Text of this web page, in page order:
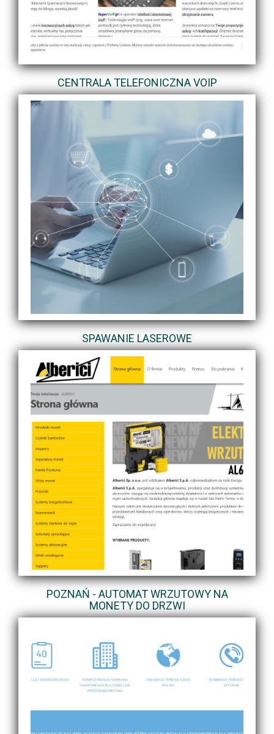
CENTRALA TELEFONICZNA VOIP
SPAWANIE LASEROWE
POZNAŃ - AUTOMAT WRZUTOWY NA
MONETY DO DRZWI